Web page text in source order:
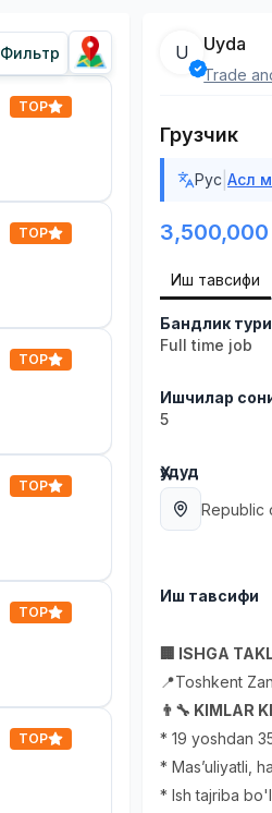
Фильтр
TOP
TOP
TOP
TOP
TOP
TOP
U Uyda
Trade
Грузчик
Рус |Асл
Иш тавсифи
Бандлик тури
Full time job
Ишчилар
5
Ҳудуд
Republic
Иш тавсифи
🏢 ISHGA
📍Toshkent
👨‍🔧 KIMLAR
* 19 yoshdan
* Mas’uliyatli,
* Ish tajriba